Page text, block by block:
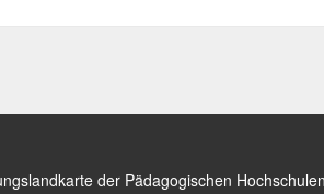
der Pädagogischen